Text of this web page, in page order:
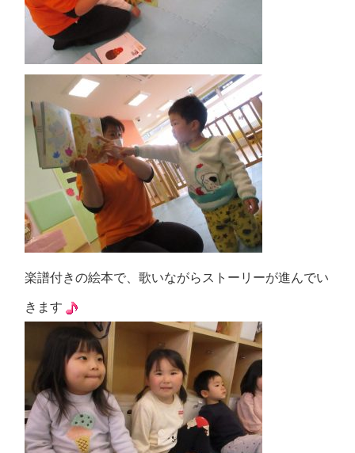
楽譜付きの絵本で、歌いながらストーリーが進んでい
きます